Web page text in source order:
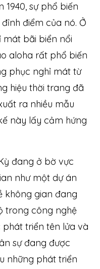
1940, sự phổ biến
điểm của nó. Ở
mát bãi biển nổi
aloha rất phổ biến
phục nghỉ mát từ
hiệu thời trang đã
ra nhiều mẫu
này lấy cảm hứng
đang ở bờ vực
như một dự án
không gian đang
trong công nghệ
triển tên lửa và
sự đang được
những phát triển